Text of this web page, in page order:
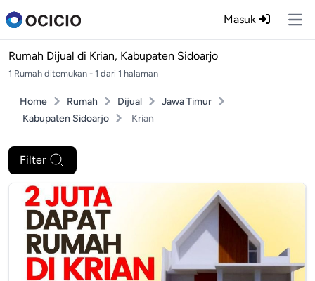
Masuk
Rumah Dijual di Krian, Kabupaten Sidoarjo
1 Rumah ditemukan - 1 dari 1 halaman
Home Rumah Dijual
Jawa Timur
Kabupaten Sidoarjo
Krian
Filter